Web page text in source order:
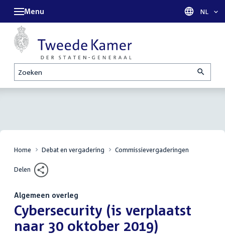
Zoeken
Menu Taal
NL
Home Debat en vergadering Commissievergaderingen
Delen
Algemeen overleg
:Cybersecurity (is verplaatst
naar 30 oktober 2019)